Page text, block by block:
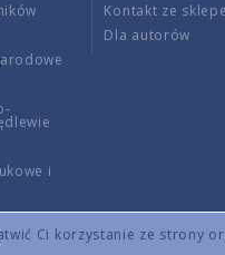
Ci korzystanie ze strony
i
Kontakt ze
Dla autorów